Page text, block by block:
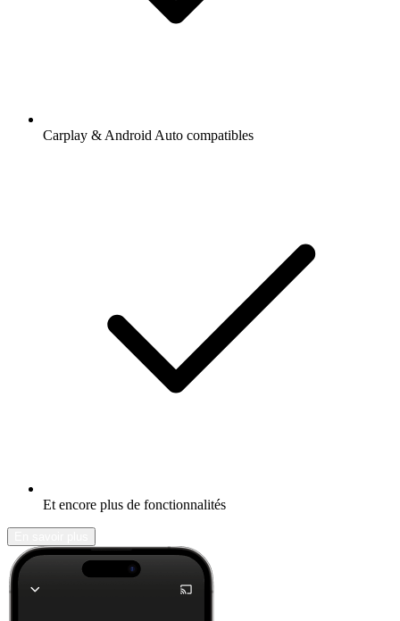
Carplay & Android Auto compatibles
Et encore plus de fonctionnalités